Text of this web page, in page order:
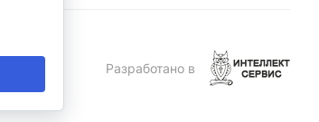
Разработано в